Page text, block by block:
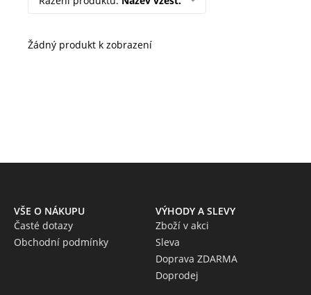
Žádný produkt k zobrazení
VŠE O NÁKUPU
Časté dotazy
Obchodní podmínky
VÝHODY A SLEVY
Zboží v akci
Sleva
Doprava ZDARMA
Doprodej